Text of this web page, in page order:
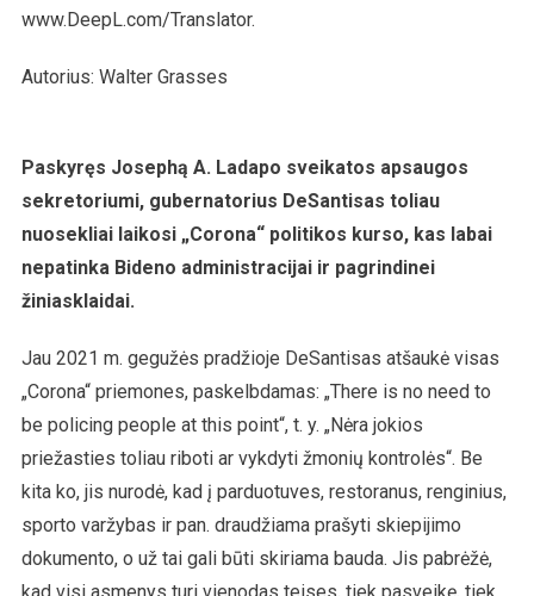
www.DeepL.com/Translator.
Autorius: Walter Grasses
Paskyręs Josephą A. Ladapo sveikatos apsaugos
sekretoriumi, gubernatorius DeSantisas toliau
nuosekliai laikosi „Corona“ politikos kurso, kas labai
nepatinka Bideno administracijai ir pagrindinei
žiniasklaidai.
Jau 2021 m. gegužės pradžioje DeSantisas atšaukė visas
„Corona“ priemones, paskelbdamas: „There is no need to
be policing people at this point“, t. y. „Nėra jokios
priežasties toliau riboti ar vykdyti žmonių kontrolės“. Be
kita ko, jis nurodė, kad į parduotuves, restoranus, renginius,
sporto varžybas ir pan. draudžiama prašyti skiepijimo
dokumento, o už tai gali būti skiriama bauda. Jis pabrėžė,